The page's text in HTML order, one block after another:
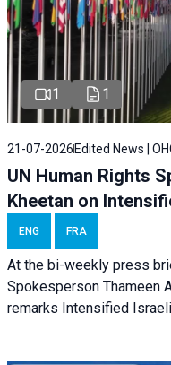
1 1
21-07-2026 Edited News |
UN Human Rights
Kheetan on
ENG FRA
At the bi-weekly press
Spokesperson Thameen
remarks Intensified